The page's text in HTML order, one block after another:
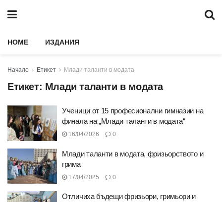
HOME ИЗДАНИЯ
Начало Етикет Млади таланти в модата
Етикет: Млади таланти в модата
Ученици от 15 професионални гимназии на
финала на „Млади таланти в модата“
16/04/2026 0
Млади таланти в модата, фризьорството и
грима
17/04/2025 0
Отличиха бъдещи фризьори, гримьори и